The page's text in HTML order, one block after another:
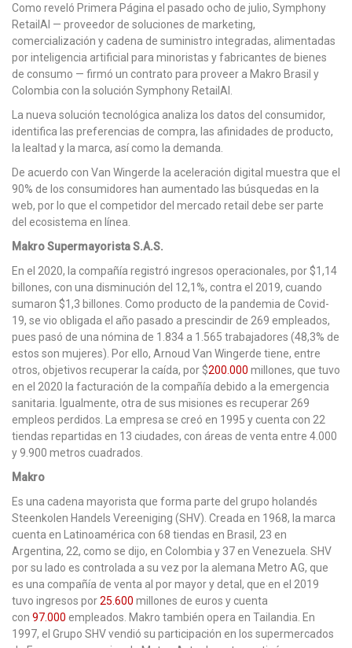
Como reveló Primera Página el pasado ocho de julio, Symphony
RetailAI — proveedor de soluciones de marketing,
comercialización y cadena de suministro integradas, alimentadas
por inteligencia artificial para minoristas y fabricantes de bienes
de consumo — firmó un contrato para proveer a Makro Brasil y
Colombia con la solución Symphony RetailAI.
La nueva solución tecnológica analiza los datos del consumidor,
identifica las preferencias de compra, las afinidades de producto,
la lealtad y la marca, así como la demanda.
De acuerdo con Van Wingerde la aceleración digital muestra que el
90% de los consumidores han aumentado las búsquedas en la
web, por lo que el competidor del mercado retail debe ser parte
del ecosistema en línea.
Makro Supermayorista S.A.S.
En el 2020, la compañía registró ingresos operacionales, por $1,14
billones, con una disminución del 12,1%, contra el 2019, cuando
sumaron $1,3 billones. Como producto de la pandemia de Covid-
19, se vio obligada el año pasado a prescindir de 269 empleados,
pues pasó de una nómina de 1.834 a 1.565 trabajadores (48,3% de
estos son mujeres). Por ello, Arnoud Van Wingerde tiene, entre
otros, objetivos recuperar la caída, por $200.000 millones, que tuvo
en el 2020 la facturación de la compañía debido a la emergencia
sanitaria. Igualmente, otra de sus misiones es recuperar 269
empleos perdidos. La empresa se creó en 1995 y cuenta con 22
tiendas repartidas en 13 ciudades, con áreas de venta entre 4.000
y 9.900 metros cuadrados.
Makro
Es una cadena mayorista que forma parte del grupo holandés
Steenkolen Handels Vereeniging (SHV). Creada en 1968, la marca
cuenta en Latinoamérica con 68 tiendas en Brasil, 23 en
Argentina, 22, como se dijo, en Colombia y 37 en Venezuela. SHV
por su lado es controlada a su vez por la alemana Metro AG, que
es una compañía de venta al por mayor y detal, que en el 2019
tuvo ingresos por25.600 millones de euros y cuenta
con 97.000 empleados. Makro también opera en Tailandia. En
1997, el Grupo SHV vendió su participación en los supermercados